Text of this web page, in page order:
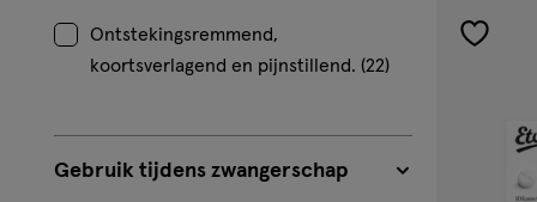
Ontstekingsremmend,
koortsverlagend en pijnstillend. (22)
Gebruik tijdens zwangerschap